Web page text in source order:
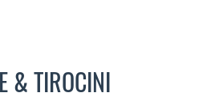
& TIROCINI